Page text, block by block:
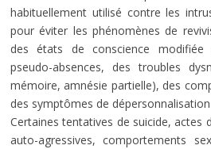
habituellement utilisé contre les
pour éviter les phénomènes de
des états de conscience
pseudo-absences, des troubles
mémoire, amnésie partielle), des
des symptômes de
Certaines tentatives de suicide, actes
auto-agressives, comportements